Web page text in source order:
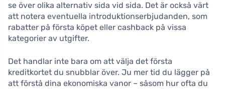
se över olika alternativ sida vid sida. Det är också värt
att notera eventuella introduktionserbjudanden, som
rabatter på första köpet eller cashback på vissa
kategorier av utgifter.
Det handlar inte bara om att välja det första
kreditkortet du snubblar över. Ju mer tid du lägger på
att förstå dina ekonomiska vanor – såsom hur ofta du